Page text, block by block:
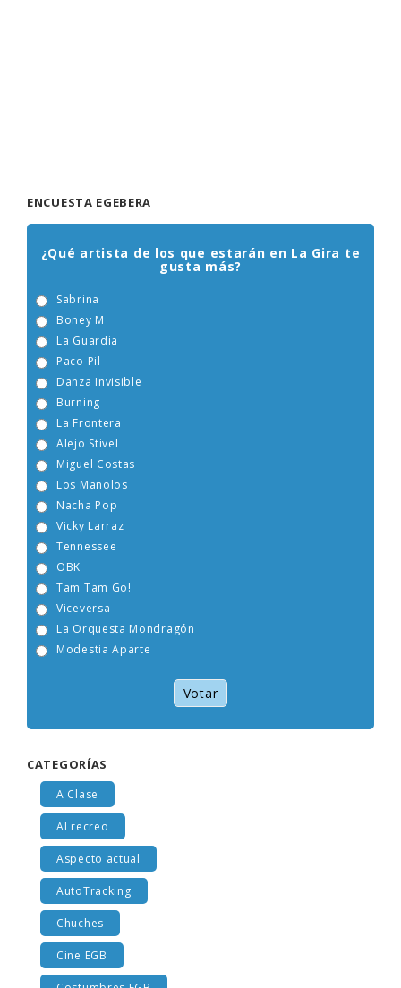
ENCUESTA EGEBERA
¿Qué artista de los que estarán en La Gira te
gusta más?
Sabrina
Boney M
La Guardia
Paco Pil
Danza Invisible
Burning
La Frontera
Alejo Stivel
Miguel Costas
Los Manolos
Nacha Pop
Vicky Larraz
Tennessee
OBK
Tam Tam Go!
Viceversa
La Orquesta Mondragón
Modestia Aparte
Votar
CATEGORÍAS
A Clase
Al recreo
Aspecto actual
AutoTracking
Chuches
Cine EGB